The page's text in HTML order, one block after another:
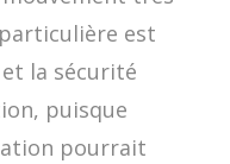
est
la sécurité
puisque
pourrait